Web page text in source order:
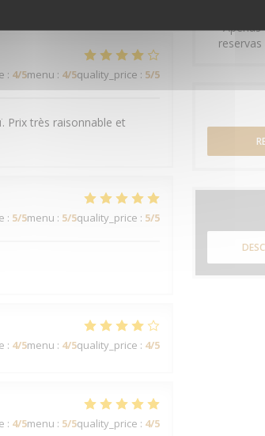
: 4/5menu : 4/5quality_price : 5/5
Prix très raisonnable et
: 5/5menu : 5/5quality_price : 5/5
: 4/5menu : 4/5quality_price : 4/5
: 4/5menu : 5/5quality_price : 4/5
Apenas